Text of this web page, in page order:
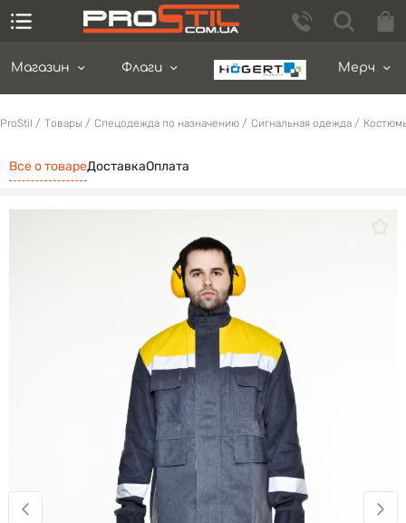
Магазин Флаги Мерч
ProStil Товары Спецодежда по назначению Сигнальная одежда
Все о товареДоставкаОплата